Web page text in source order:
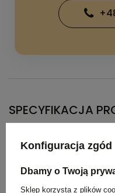
SPECYFIKACJA
Kolor
Materiał
Konfiguracja zgód
Dbamy o Twoją
Sklep korzysta z plików